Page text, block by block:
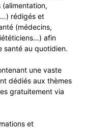
rédigés et
(médecins,
afin
santé au quotidien.
une vaste
dédiés aux thèmes
gratuitement via
et